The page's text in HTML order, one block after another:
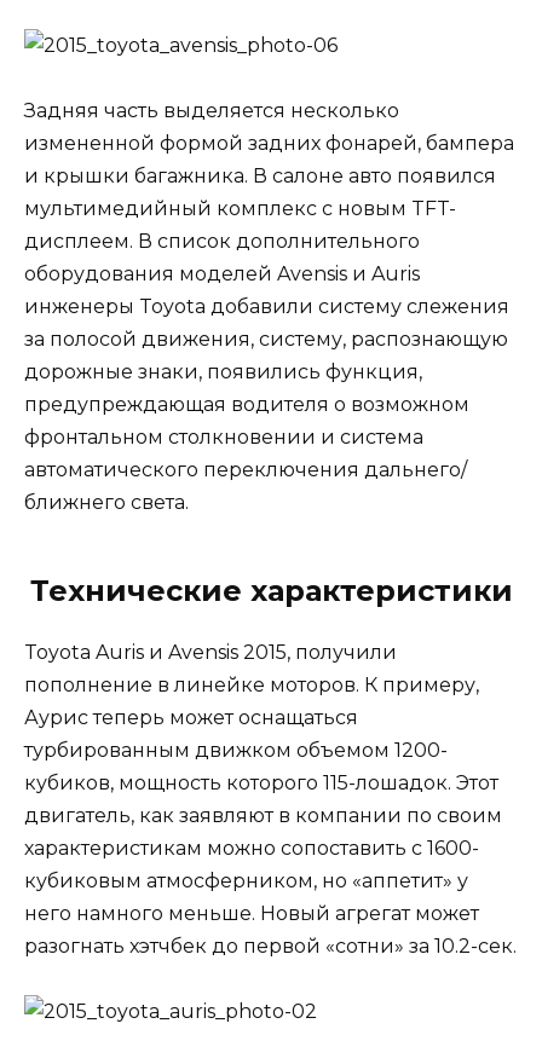
Задняя часть выделяется несколько
измененной формой задних фонарей, бампера
и крышки багажника. В салоне авто появился
мультимедийный комплекс с новым TFT-
дисплеем. В список дополнительного
оборудования моделей Avensis и Auris
инженеры Toyota добавили систему слежения
за полосой движения, систему, распознающую
дорожные знаки, появились функция,
предупреждающая водителя о возможном
фронтальном столкновении и система
автоматического переключения дальнего/
ближнего света.
Технические характеристики
Toyota Auris и Avensis 2015, получили
пополнение в линейке моторов. К примеру,
Аурис теперь может оснащаться
турбированным движком объемом 1200-
кубиков, мощность которого 115-лошадок. Этот
двигатель, как заявляют в компании по своим
характеристикам можно сопоставить с 1600-
кубиковым атмосферником, но «аппетит» у
него намного меньше. Новый агрегат может
разогнать хэтчбек до первой «сотни» за 10.2-сек.